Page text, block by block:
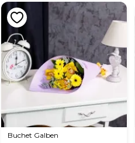
Buchet Galben